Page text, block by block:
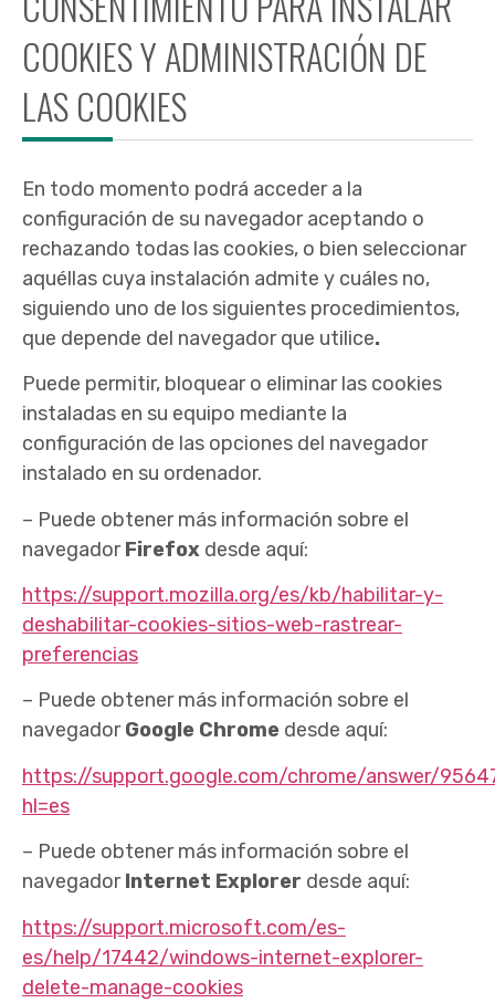
COOKIES Y ADMINISTRACIÓN DE
LAS COOKIES
En todo momento podrá acceder a la
configuración de su navegador aceptando o
rechazando todas las cookies, o bien seleccionar
aquéllas cuya instalación admite y cuáles no,
siguiendo uno de los siguientes procedimientos,
que depende del navegador que utilice.
Puede permitir, bloquear o eliminar las cookies
instaladas en su equipo mediante la
configuración de las opciones del navegador
instalado en su ordenador.
– Puede obtener más información sobre el
navegadorFirefox desde aquí:
https://support.mozilla.org/es/kb/habilitar-y-
deshabilitar-cookies-sitios-web-rastrear-
preferencias
– Puede obtener más información sobre el
navegadorGoogle Chrome desde aquí:
https://support.google.com/chrome/answer/
hl=es
– Puede obtener más información sobre el
navegadorInternet Explorer desde aquí:
https://support.microsoft.com/es-
es/help/17442/windows-internet-explorer-
delete-manage-cookies